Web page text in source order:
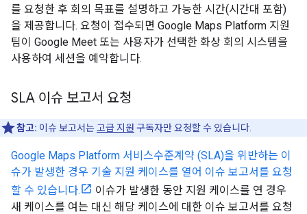
를 요청한 후 회의 목표를 설명하고 가능한 시간(시간대 포함)
을 제공합니다. 요청이 접수되면 Google Maps Platform 지원
팀이 Google Meet 또는 사용자가 선택한 화상 회의 시스템을
사용하여 세션을 예약합니다.
SLA 이슈 보고서 요청
참고: 이슈 보고서는고급 지원 구독자만 요청할 수 있습니다.
Google Maps Platform 서비스수준계약 (SLA)을 위반하는 이
슈가 발생한 경우 기술 지원 케이스를 열어 이슈 보고서를 요청
할 수 있습니다.
이슈가 발생한 동안 지원 케이스를 연 경우
새 케이스를 여는 대신 해당 케이스에 대한 이슈 보고서를 요청